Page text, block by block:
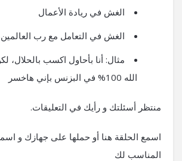
الغش في ريادة الأعمال
الغش في التعامل مع رب
مثال: أنا بأحاول اكسب بالحلال،
الله 100% في البزنس بإني هاخسر
منتظر أسئلتك و رأيك في التعليقات.
اسمع الحلقة هنا أو حملها على جهازك و
المناسب لك